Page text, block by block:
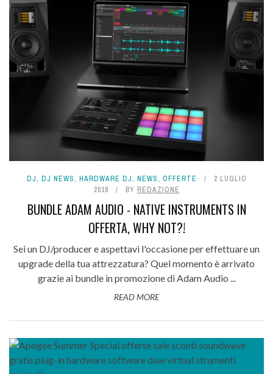
DJ, DJ NEWS, HARDWARE DJ, NEWS, OFFERTE
2 LUGLIO
2019
BY REDAZIONE
BUNDLE ADAM AUDIO - NATIVE INSTRUMENTS IN
OFFERTA, WHY NOT?!
Sei un DJ/producer e aspettavi l'occasione per effettuare un
upgrade della tua attrezzatura? Quel momento è arrivato
grazie ai bundle in promozione di Adam Audio ...
READ MORE